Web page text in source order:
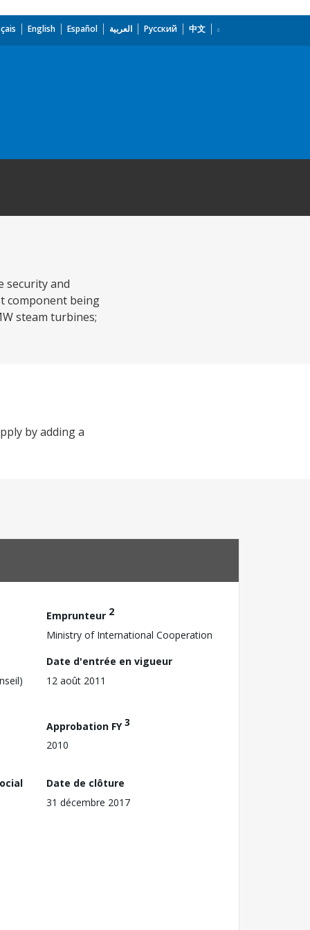
English Español العربية Русский 中文
security and
component being
steam turbines;
by adding a
Emprunteur 2
Ministry of International Cooperation
Date d'entrée en vigueur
12 août 2011
Approbation FY3
2010
Date de clôture
31 décembre 2017